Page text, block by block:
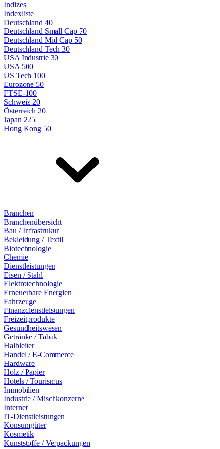
Indizes
Indexliste
Deutschland 40
Deutschland Small Cap 70
Deutschland Mid Cap 50
Deutschland Tech 30
USA Industrie 30
USA 500
US Tech 100
Eurozone 50
FTSE-100
Schweiz 20
Österreich 20
Japan 225
Hong Kong 50
Branchen
Branchenübersicht
Bau / Infrastrukur
Bekleidung / Textil
Biotechnologie
Chemie
Dienstleistungen
Eisen / Stahl
Elektrotechnologie
Erneuerbare Energien
Fahrzeuge
Finanzdienstleistungen
Freizeitprodukte
Gesundheitswesen
Getränke / Tabak
Halbleiter
Handel / E-Commerce
Hardware
Holz / Papier
Hotels / Tourismus
Immobilien
Industrie / Mischkonzerne
Internet
IT-Dienstleistungen
Konsumgüter
Kosmetik
Kunststoffe / Verpackungen